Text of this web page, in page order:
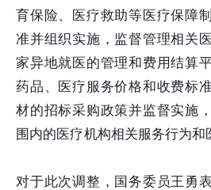
育保险、医疗救助等医疗保障
准并组织实施，监督管理相关
家异地就医的管理和费用结算
药品、医疗服务价格和收费标
材的招标采购政策并监督实施
围内的医疗机构相关服务行为和
对于此次调整，国务委员王勇